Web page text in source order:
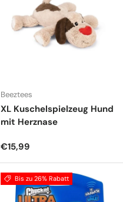
Beeztees
XL Kuschelspielzeug Hund
mit Herznase
Normaler Preis
€15,99
Bis zu 26% Rabatt